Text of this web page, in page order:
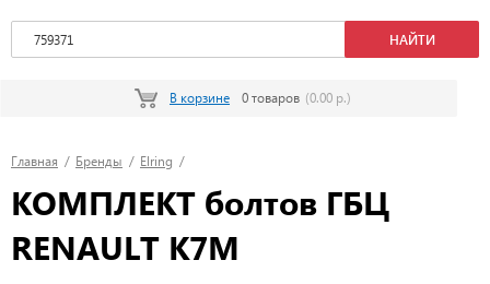
В корзине 0 товаров (0.00 р.)
Главная / Бренды / Elring /
КОМПЛЕКТ болтов ГБЦ
RENAULT K7M